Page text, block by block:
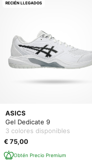
ASICS
Gel Dedicate 9
3 colores disponibles
€ 75,00
Obtén Precio Premium
RECIÉN LLEGADOS